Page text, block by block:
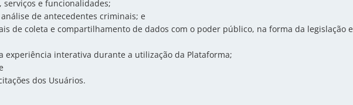
serviços e funcionalidades;
de antecedentes criminais; e
de coleta e compartilhamento de dados com o poder público, na forma da legislação e
experiência interativa durante a utilização da Plataforma;
dos Usuários.